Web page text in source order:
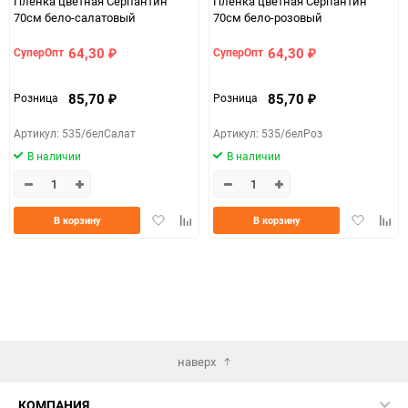
70см бело-салатовый
СуперОпт 64,30 ₽
Розница 85,70 ₽
Артикул: 535/белСалат
В наличии
ДобавитьДобавить
В корзину
70см бело-розовый
СуперОпт 64,30 ₽
Розница 85,70 ₽
Артикул: 535/белРоз
В наличии
Добавить
В корзину
наверх